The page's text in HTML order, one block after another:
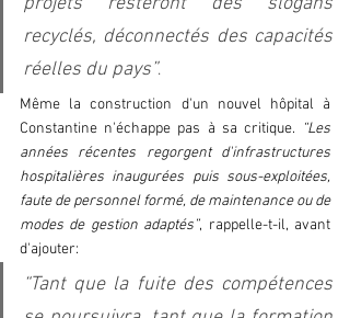
recyclés, déconnectés des capacités
réelles du pays”.
Même la construction d'un nouvel hôpital à
Constantine n'échappe pas à sa critique. “Les
années récentes regorgent d'infrastructures
hospitalières inaugurées puis sous-exploitées,
faute de personnel formé, de maintenance ou de
modes de gestion adaptés”, rappelle-t-il, avant
d'ajouter:
“Tant que la fuite des compétences